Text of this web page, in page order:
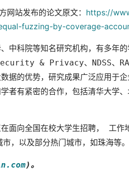
网站发布的论文原文： https://
fuzzing-by-coverage-
中科院等知名研究机构，有多年
& Privacy、NDSS、
据的优势，研究成果广泛应用于
者有紧密的合作，包括清华大学
面向全国在校大学生招聘， 工作
，以及部分热门城市，如珠海等。
)。